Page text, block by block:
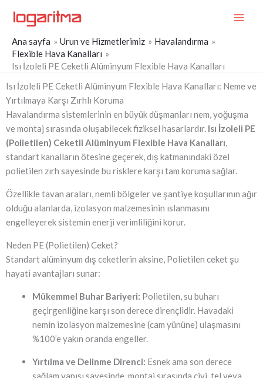
atla
Ana sayfa Urun ve Hizmetlerimiz
Havalandırma
Flexible Hava Kanalları
Isı İzoleli PE Ceketli Alüminyum Flexible Hava Kanalları
Isı İzoleli PE Ceketli Alüminyum Flexible Hava Kanalları: Neme ve
Yırtılmaya Karşı Zırhlı Koruma
Havalandırma sistemlerinin en büyük düşmanları nem, yoğuşma
ve montaj sırasında oluşabilecek fiziksel hasarlardır. Isı İzoleli PE
(Polietilen) Ceketli Alüminyum Flexible Hava Kanalları,
standart kanalların ötesine geçerek, dış katmanındaki özel
polietilen zırh sayesinde bu risklere karşı tam koruma sağlar.
Özellikle tavan araları, nemli bölgeler ve şantiye koşullarının ağır
olduğu alanlarda, izolasyon malzemesinin ıslanmasını
engelleyerek sistemin enerji verimliliğini korur.
Neden PE (Polietilen) Ceket?
Standart alüminyum dış ceketlerin aksine, Polietilen ceket şu
hayati avantajları sunar:
Mükemmel Buhar Bariyeri: Polietilen, su buharı
geçirgenliğine karşı son derece dirençlidir. Havadaki
nemin izolasyon malzemesine (cam yününe) ulaşmasını
%100’e yakın oranda engeller.
Yırtılma ve Delinme Direnci: Esnek ama son derece
sağlam yapısı sayesinde, montaj sırasında çivi, tel veya